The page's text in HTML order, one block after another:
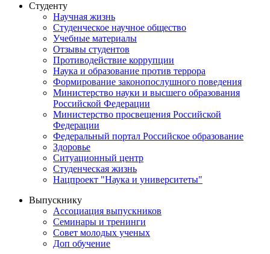
Студенту
Научная жизнь
Студенческое научное общество
Учебные материалы
Отзывы студентов
Противодействие коррупции
Наука и образование против террора
Формирование законопослушного поведения
Министерство науки и высшего образования
Российской Федерации
Министерство просвещения Российской
Федерации
Федеральный портал Российское образование
Здоровье
Ситуационный центр
Студенческая жизнь
Нацпроект "Наука и университеты"
Выпускнику
Ассоциация выпускников
Семинары и тренинги
Совет молодых ученых
Доп обучение